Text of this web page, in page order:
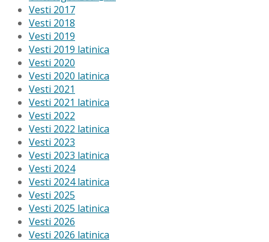
Vesti 2017
Vesti 2018
Vesti 2019
Vesti 2019 latinica
Vesti 2020
Vesti 2020 latinica
Vesti 2021
Vesti 2021 latinica
Vesti 2022
Vesti 2022 latinica
Vesti 2023
Vesti 2023 latinica
Vesti 2024
Vesti 2024 latinica
Vesti 2025
Vesti 2025 latinica
Vesti 2026
Vesti 2026 latinica